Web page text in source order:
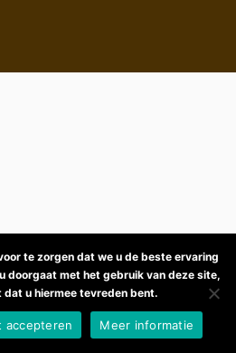
te zorgen dat we u de beste ervaring
doorgaat met het gebruik van deze site,
dat u hiermee tevreden bent.
accepteren Meer informatie